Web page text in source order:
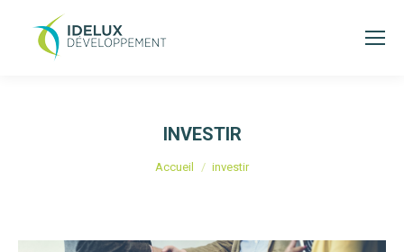
INVESTIR
Vous êtes ici :
Accueil investir